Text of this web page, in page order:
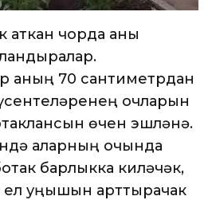
аткан чорда аны
аның 70 сантиметрдан
очларын
өчен эшләнә.
аларның очында
барлыкка киләчәк,
ел уңышын арттырачак